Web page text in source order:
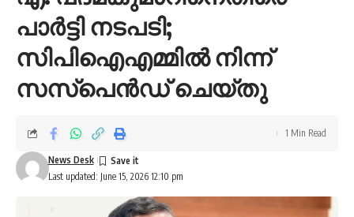
പാർട്ടി നടപടി;
സിപിഐഎമ്മിൽ നിന്ന്
സസ്‌പെന്‍ഡ് ചെയ്തു
Last updated: June 15, 2026 12:10 pm
News Desk
1 Min Read